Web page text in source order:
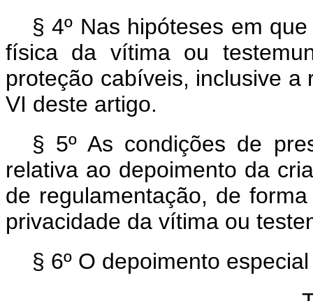
§ 4º Nas hipóteses em
física da vítima ou
proteção cabíveis, inclusive
VI deste artigo.
§ 5º As condições de
relativa ao depoimento da
de regulamentação, de
privacidade da vítima ou
§ 6º O depoimento